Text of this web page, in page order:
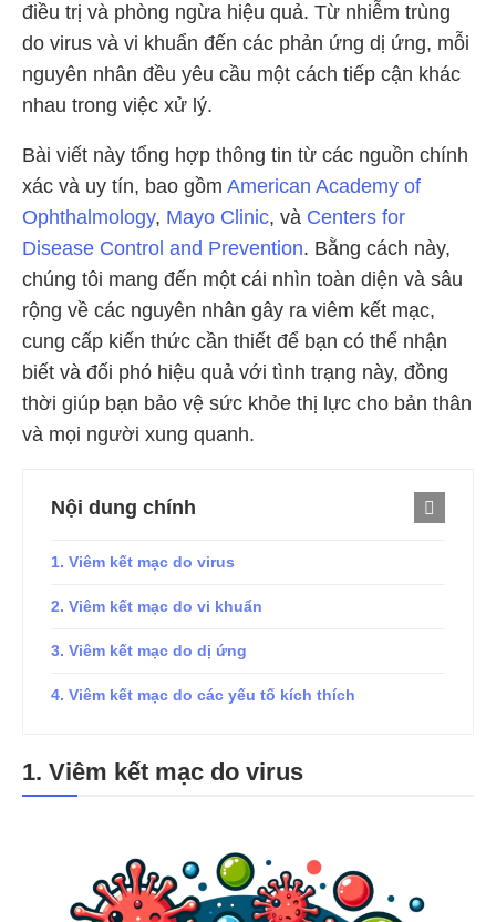
điều trị và phòng ngừa hiệu quả. Từ nhiễm trùng
do virus và vi khuẩn đến các phản ứng dị ứng, mỗi
nguyên nhân đều yêu cầu một cách tiếp cận khác
nhau trong việc xử lý.
Bài viết này tổng hợp thông tin từ các nguồn chính
xác và uy tín, bao gồm American Academy of
Ophthalmology​​, Mayo Clinic​, và Centers for
Disease Control and Prevention​​. Bằng cách này,
chúng tôi mang đến một cái nhìn toàn diện và sâu
rộng về các nguyên nhân gây ra viêm kết mạc,
cung cấp kiến thức cần thiết để bạn có thể nhận
biết và đối phó hiệu quả với tình trạng này, đồng
thời giúp bạn bảo vệ sức khỏe thị lực cho bản thân
và mọi người xung quanh.
Nội dung chính
1. Viêm kết mạc do virus
2. Viêm kết mạc do vi khuẩn
3. Viêm kết mạc do dị ứng
4. Viêm kết mạc do các yếu tố kích thích
1. Viêm kết mạc do virus